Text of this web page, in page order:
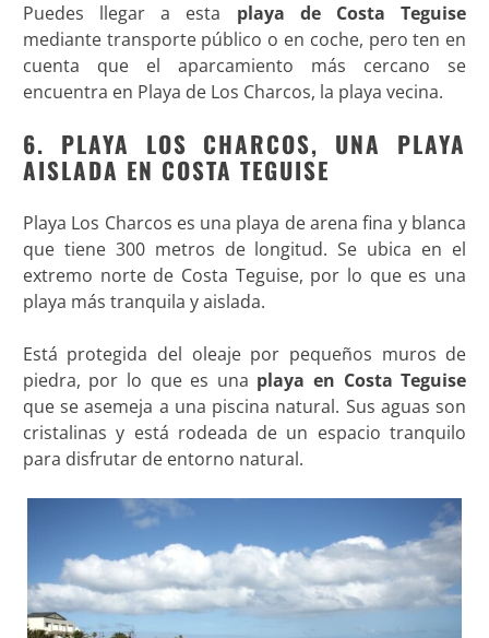
Puedes llegar a esta playa de Costa Teguise
mediante transporte público o en coche, pero ten en
cuenta que el aparcamiento más cercano se
encuentra en Playa de Los Charcos, la playa vecina.
6. PLAYA LOS CHARCOS, UNA PLAYA
AISLADA EN COSTA TEGUISE
Playa Los Charcos es una playa de arena fina y blanca
que tiene 300 metros de longitud. Se ubica en el
extremo norte de Costa Teguise, por lo que es una
playa más tranquila y aislada.
Está protegida del oleaje por pequeños muros de
piedra, por lo que es una playa en Costa Teguise
que se asemeja a una piscina natural. Sus aguas son
cristalinas y está rodeada de un espacio tranquilo
para disfrutar de entorno natural.